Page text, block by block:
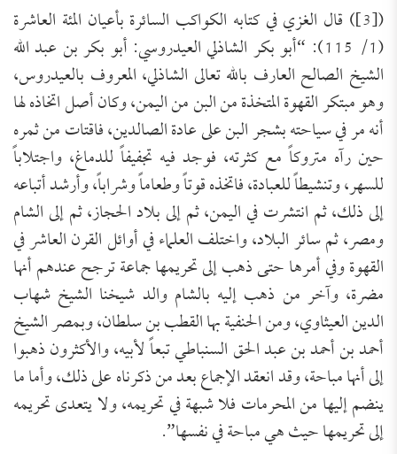
([3]) قال الغزي في كتابه الكواكب السائرة بأعيان المئة العاشرة
(1/ 115): “أبو بكر الشاذلي العيدروسي: أبو بكر بن عبد الله
الشيخ الصالح العارف بالله تعالى الشاذلي، المعروف بالعيدروس،
وهو مبتكر القهوة المتخذة من البن من اليمن، وكان أصل اتخاذه لها
أنه مر في سياحته بشجر البن على عادة الصالدين، فاقتات من ثمره
حين رآه متروكاً مع كثرته، فوجد فيه تجفيفاً للدماغ، واجتلاباً
للسهر، وتنشيطاً للعبادة، فاتخذه قوتاً وطعاماً وشراباً، وأرشد أتباعه
إلى ذلك، ثم انتشرت في اليمن، ثم إلى بلاد الحجاز، ثم إلى الشام
ومصر، ثم سائر البلاد، واختلف العلماء في أوائل القرن العاشر في
القهوة وفي أمرها حتى ذهب إلى تحريمها جماعة ترجح عندهم أنها
مضرة، وآخر من ذهب إليه بالشام والد شيخنا الشيخ شهاب
الدين العيثاوي، ومن الحنفية بها القطب بن سلطان، وبمصر الشيخ
أحمد بن أحمد بن عبد الحق السنباطي تبعاً لأبيه، والأكثرون ذهبوا
إلى أنها مباحة، وقد انعقد الإجماع بعد من ذكرناه على ذلك، وأما ما
ينضم إليها من المحرمات فلا شبهة في تحريمه، ولا يتعدى تحريمه
إلى تحريمها حيث هي مباحة في نفسها”.